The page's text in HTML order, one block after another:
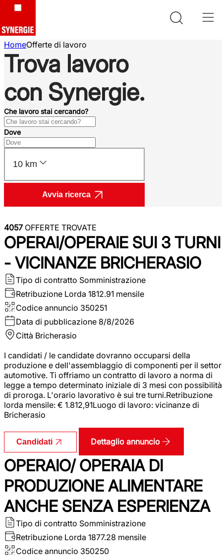
HomeOfferte di lavoro
Trova lavoro
con Synergie.
Che lavoro stai cercando?
Dove
10 km
Avvia ricerca
4057 OFFERTE TROVATE
OPERAI/OPERAIE SUI 3 TURNI
- VICINANZE BRICHERASIO
Tipo di contratto Somministrazione
Retribuzione Lorda 1812.91 mensile
Codice annuncio 350251
Data di pubblicazione 8/8/2026
Città Bricherasio
I candidati / le candidate dovranno occuparsi della
produzione e dell'assemblaggio di componenti per il
automotive. Ti offriamo un contratto di lavoro a norma di
legge a tempo determinato iniziale di 3 mesi con possibilità
di proroga. L'orario lavorativo è sui tre turni.Retribuzione
lorda mensile: € 1.812,91Luogo di lavoro: vicinanze di
Bricherasio
Candidati Dettaglio annuncio
OPERAIO/ OPERAIA DI
PRODUZIONE ALIMENTARE
ANCHE SENZA ESPERIENZA
Tipo di contratto Somministrazione
Retribuzione Lorda 1877.28 mensile
Codice annuncio 350250